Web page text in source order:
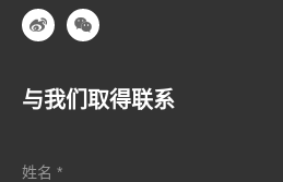
与我们取得联系